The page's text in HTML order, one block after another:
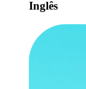
Inglês